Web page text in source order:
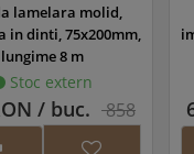
lamelara molid,
in dinti, 75x200mm,
lungime 8 m
Stoc extern
/ buc. 858